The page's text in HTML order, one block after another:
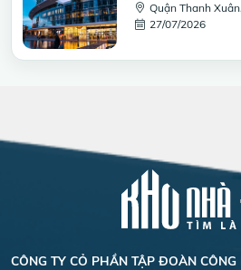
Quận Thanh
27/07/2026
CÔNG TY CỎ PHẦN TẬP ĐOÀN CÔNG